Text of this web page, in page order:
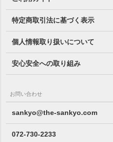
特定商取引法に基づく表示
個人情報取り扱いについて
安心安全への取り組み
お問い合わせ
sankyo@the-sankyo.com
072-730-2233